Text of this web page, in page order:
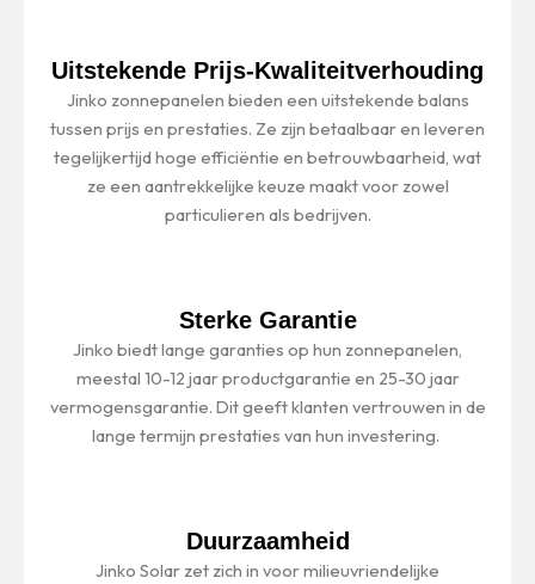
Uitstekende Prijs-Kwaliteitverhouding
Jinko zonnepanelen bieden een uitstekende balans
tussen prijs en prestaties. Ze zijn betaalbaar en leveren
tegelijkertijd hoge efficiëntie en betrouwbaarheid, wat
ze een aantrekkelijke keuze maakt voor zowel
particulieren als bedrijven.
Sterke Garantie
Jinko biedt lange garanties op hun zonnepanelen,
meestal 10-12 jaar productgarantie en 25-30 jaar
vermogensgarantie. Dit geeft klanten vertrouwen in de
lange termijn prestaties van hun investering.
Duurzaamheid
Jinko Solar zet zich in voor milieuvriendelijke